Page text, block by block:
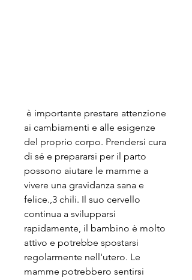
ai cambiamenti e alle esigenze
del proprio corpo. Prendersi cura
di sé e prepararsi per il parto
possono aiutare le mamme a
vivere una gravidanza sana e
felice.,3 chili. Il suo cervello
continua a svilupparsi
rapidamente, il bambino è molto
attivo e potrebbe spostarsi
regolarmente nell'utero. Le
mamme potrebbero sentirsi